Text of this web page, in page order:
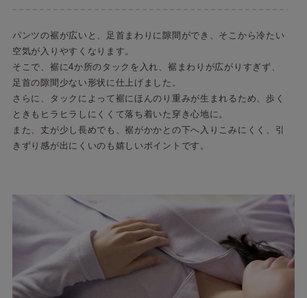
パンツの裾が広いと、足首まわりに隙間ができ、そこから冷たい
空気が入りやすくなります。
そこで、裾に4か所のタックを入れ、裾まわりが広がりすぎず、
足首の隙間少ない形状に仕上げました。
さらに、タックによって裾にほんのり重みが生まれるため、歩く
ときもヒラヒラしにくくて落ち着いた穿き心地に。
また、丈が少し長めでも、裾がかかとの下へ入りこみにくく、引
きずり感が出にくいのも嬉しいポイントです。